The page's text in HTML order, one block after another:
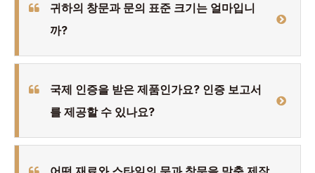
귀하의 창문과 문의 표준 크기는 얼마입니
까?
국제 인증을 받은 제품인가요? 인증 보고서
를 제공할 수 있나요?